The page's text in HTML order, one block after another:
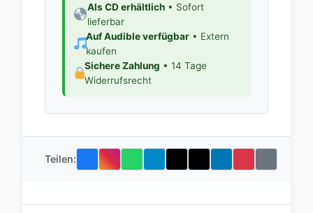
Als CD erhältlich• Sofort
lieferbar
Auf Audible verfügbar• Extern
kaufen
Sichere Zahlung • 14 Tage
Widerrufsrecht
Teilen: